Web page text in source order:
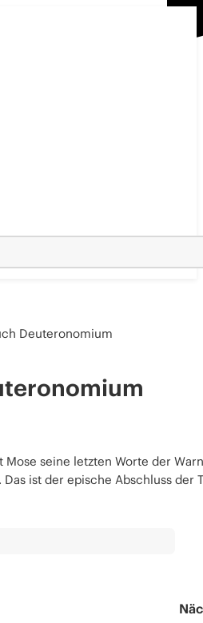
Deuteronomium
seine letzten Worte der
ist der epische Abschluss der